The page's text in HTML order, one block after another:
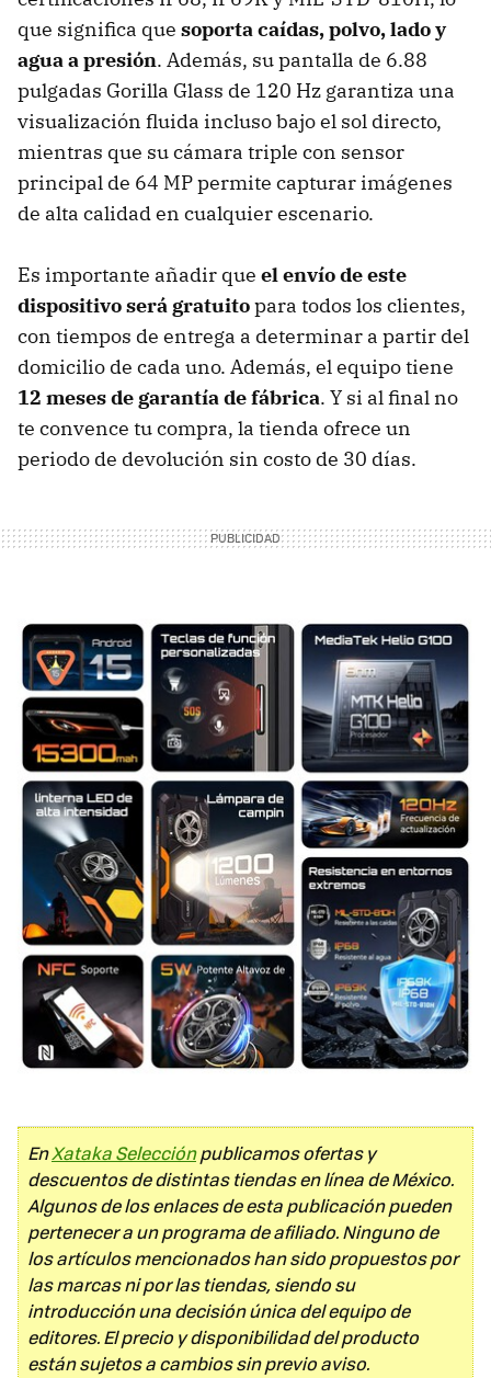
que significa que soporta caídas, polvo, lado y
agua a presión. Además, su pantalla de 6.88
pulgadas Gorilla Glass de 120 Hz garantiza una
visualización fluida incluso bajo el sol directo,
mientras que su cámara triple con sensor
principal de 64 MP permite capturar imágenes
de alta calidad en cualquier escenario.
Es importante añadir que el envío de este
dispositivo será gratuitopara todos los clientes,
con tiempos de entrega a determinar a partir del
domicilio de cada uno. Además, el equipo tiene
12 meses de garantía de fábrica. Y si al final no
te convence tu compra, la tienda ofrece un
periodo de devolución sin costo de 30 días.
EnXataka Selecciónpublicamos ofertas y
descuentos de distintas tiendas en línea de México.
Algunos de los enlaces de esta publicación pueden
pertenecer a un programa de afiliado. Ninguno de
los artículos mencionados han sido propuestos por
las marcas ni por las tiendas, siendo su
introducción una decisión única del equipo de
editores. El precio y disponibilidad del producto
están sujetos a cambios sin previo aviso.